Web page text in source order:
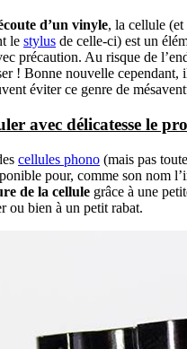
d’un vinyle, la cellule (et
le stylus de celle-ci) est un
précaution. Au risque de
! Bonne nouvelle cependant,
éviter ce genre de
avec délicatesse le
cellules phono (mais pas
pour, comme son nom
de la cellule grâce à une
ou bien à un petit rabat.